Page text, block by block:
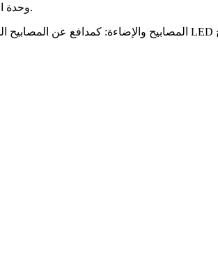
(7) وحدة الطاقة: العاكس، تتابع الحالة الصلبة، جسر المقوم.